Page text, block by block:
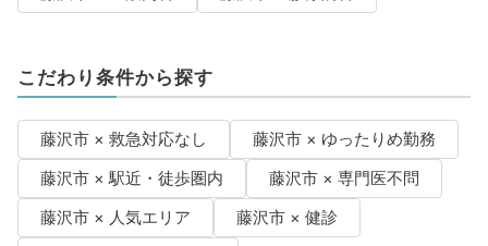
こだわり条件から探す
藤沢市 × 救急対応なし
藤沢市 × ゆったりめ勤務
藤沢市 × 駅近・徒歩圏内
藤沢市 × 専門医不問
藤沢市 × 人気エリア
藤沢市 × 健診